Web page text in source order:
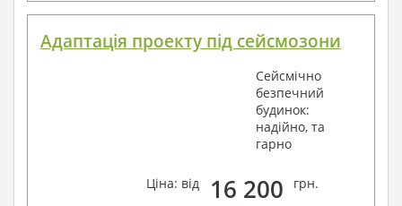
Адаптація проекту під сейсмозони
Сейсмічно
безпечний
будинок:
надійно, та
гарно
Ціна: від 16 200 грн.